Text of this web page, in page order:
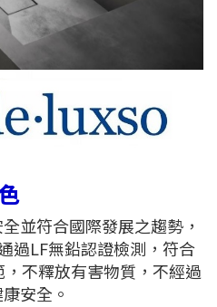
並符合國際發展之趨勢，
過LF無鉛認證檢測，符合
不釋放有害物質，不經過
安全。